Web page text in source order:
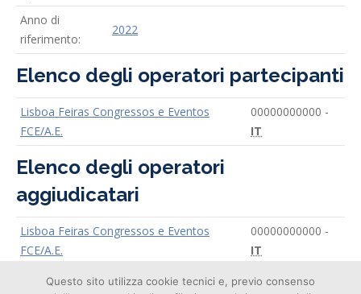
Anno di
riferimento:
2022
Elenco degli operatori partecipanti
Lisboa Feiras Congressos e Eventos
FCE/A.E.
00000000000 -
IT
Elenco degli operatori
aggiudicatari
Lisboa Feiras Congressos e Eventos
FCE/A.E.
00000000000 -
IT
Questo sito utilizza cookie tecnici e, previo consenso